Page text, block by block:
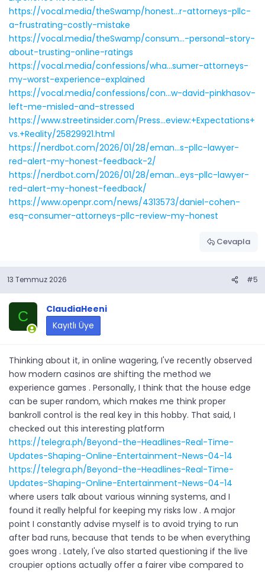
https://vocal.media/theSwamp/honest...r-attorneys-pllc-
a-frustrating-costly-mistake
https://vocal.media/theSwamp/consum...-personal-story-
about-trusting-online-ratings
https://vocal.media/confessions/wha...sumer-attorneys-
my-worst-experience-explained
https://vocal.media/confessions/con...w-david-pinkhasov-
left-me-misled-and-stressed
https://www.streetinsider.com/Press...eview:+Expectations+
vs.+Reality/25829921.html
https://nerdbot.com/2026/01/28/eman...s-pllc-lawyer-
red-alert-my-honest-feedback-2/
https://nerdbot.com/2026/01/28/eman...eys-pllc-lawyer-
red-alert-my-honest-feedback/
https://www.openpr.com/news/4313573/daniel-cohen-
esq-consumer-attorneys-pllc-review-my-honest
Cevapla
13 Temmuz 2026 #5
C
ClaudiaHeeni
Kayıtlı Üye
Thinking about it, in online wagering, I've recently observed
how modern casinos are shifting the method we
experience games . Personally, I think that the house edge
can be super random, which makes me think proper
bankroll control is the real key in this hobby. That said, I
checked out this interesting platform
https://telegra.ph/Beyond-the-Headlines-Real-Time-
Updates-Shaping-Online-Entertainment-News-04-14
https://telegra.ph/Beyond-the-Headlines-Real-Time-
Updates-Shaping-Online-Entertainment-News-04-14
where users talk about various winning systems, and I
found it really helpful for keeping my risks low . A major
point I constantly advise myself is to avoid trying to run
after bad runs, because that tends to be when everything
goes wrong . Lately, I've also started questioning if the live
croupier options actually offer a fairer vibe compared to